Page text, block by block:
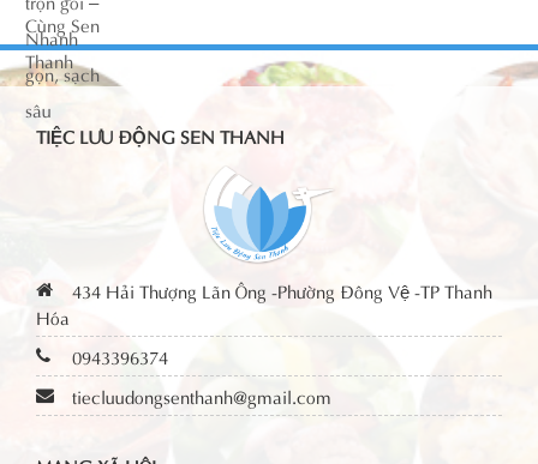
TIỆC LƯU ĐỘNG SEN THANH
434 Hải Thượng Lãn Ông -Phường Đông Vệ -TP Thanh
Hóa
0943396374
tiecluudongsenthanh@gmail.com